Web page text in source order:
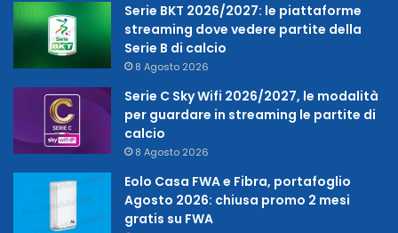
Serie BKT 2026/2027: le piattaforme
streaming dove vedere partite della
Serie B di calcio
8 Agosto 2026
Serie C Sky Wifi 2026/2027, le modalità
per guardare in streaming le partite di
calcio
8 Agosto 2026
Eolo Casa FWA e Fibra, portafoglio
Agosto 2026: chiusa promo 2 mesi
gratis su FWA